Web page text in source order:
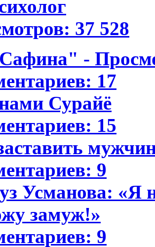
37 528
-
17
Сурайё
15
9
Усманова: «Я
замуж!»
9